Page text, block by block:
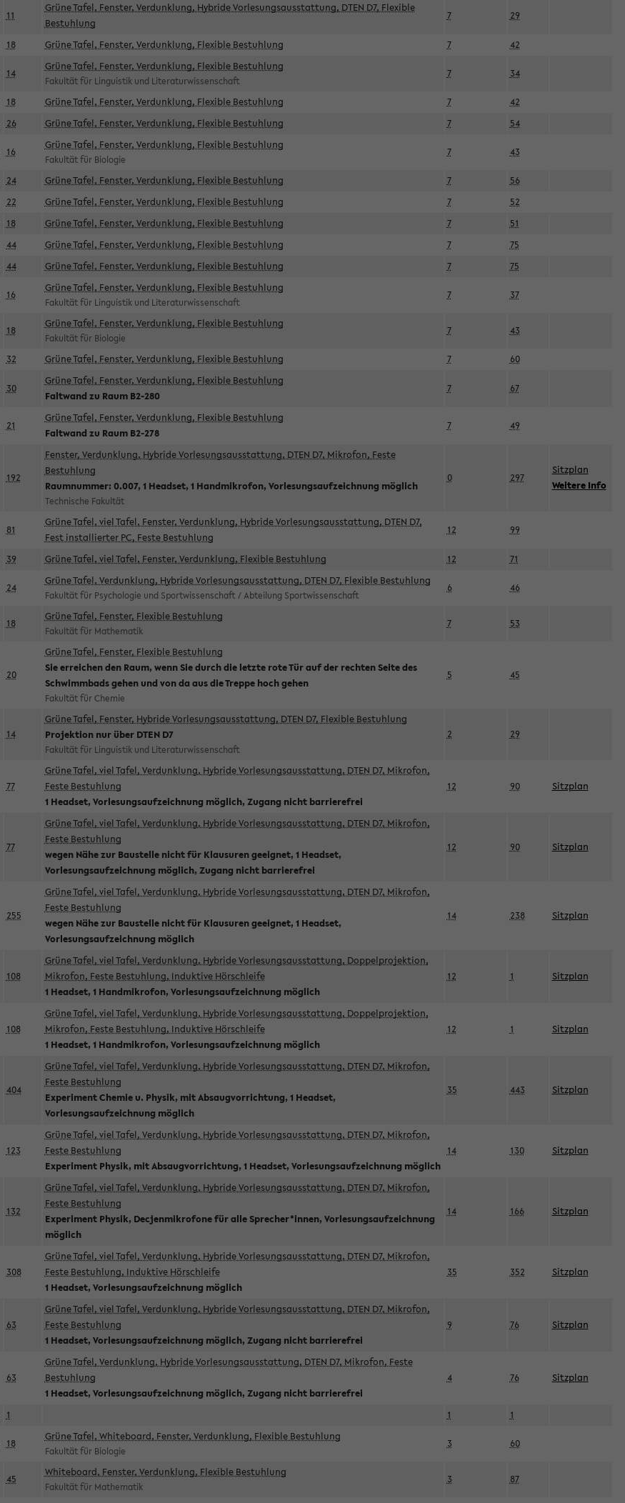
11
Grüne Tafel, Fenster, Verdunklung, Hybride Vorlesungsausstattung, DTEN D7, Flexible
Bestuhlung
7 29
18 Grüne Tafel, Fenster, Verdunklung, Flexible Bestuhlung 7 42
14
Grüne Tafel, Fenster, Verdunklung, Flexible Bestuhlung
Fakultät für Linguistik und Literaturwissenschaft
7 34
18 Grüne Tafel, Fenster, Verdunklung, Flexible Bestuhlung 7
42
26 Grüne Tafel, Fenster, Verdunklung, Flexible Bestuhlung 7 54
16
Grüne Tafel, Fenster, Verdunklung, Flexible Bestuhlung
Fakultät für Biologie
7 43
24 Grüne Tafel, Fenster, Verdunklung, Flexible Bestuhlung 7
56
22 Grüne Tafel, Fenster, Verdunklung, Flexible Bestuhlung 7
52
18 Grüne Tafel, Fenster, Verdunklung, Flexible Bestuhlung 7
51
44 Grüne Tafel, Fenster, Verdunklung, Flexible Bestuhlung 7
75
44 Grüne Tafel, Fenster, Verdunklung, Flexible Bestuhlung 7 75
16
Grüne Tafel, Fenster, Verdunklung, Flexible Bestuhlung
Fakultät für Linguistik und Literaturwissenschaft
7 37
18
Grüne Tafel, Fenster, Verdunklung, Flexible Bestuhlung
Fakultät für Biologie
7 43
32 Grüne Tafel, Fenster, Verdunklung, Flexible Bestuhlung 7 60
30
Grüne Tafel, Fenster, Verdunklung, Flexible Bestuhlung
Faltwand zu Raum B2-280
7 67
21
Grüne Tafel, Fenster, Verdunklung, Flexible Bestuhlung
Faltwand zu Raum B2-278
7 49
192
Fenster, Verdunklung, Hybride Vorlesungsausstattung, DTEN D7, Mikrofon, Feste
Bestuhlung
Raumnummer: 0.007, 1 Headset, 1 Handmikrofon, Vorlesungsaufzeichnung möglich
Technische Fakultät
0 297
Sitzplan
Weitere Info
81
Grüne Tafel, viel Tafel, Fenster, Verdunklung, Hybride Vorlesungsausstattung, DTEN D7,
Fest installierter PC, Feste Bestuhlung
12 99
39 Grüne Tafel, viel Tafel, Fenster, Verdunklung, Flexible Bestuhlung 12 71
24
Grüne Tafel, Verdunklung, Hybride Vorlesungsausstattung, DTEN D7, Flexible Bestuhlung
Fakultät für Psychologie und Sportwissenschaft / Abteilung Sportwissenschaft
6 46
18
Grüne Tafel, Fenster, Flexible Bestuhlung
Fakultät für Mathematik
7 53
20
Grüne Tafel, Fenster, Flexible Bestuhlung
Sie erreichen den Raum, wenn Sie durch die letzte rote Tür auf der rechten Seite des
Schwimmbads gehen und von da aus die Treppe hoch gehen
Fakultät für Chemie
5 45
14
Grüne Tafel, Fenster, Hybride Vorlesungsausstattung, DTEN D7, Flexible Bestuhlung
Projektion nur über DTEN D7
Fakultät für Linguistik und Literaturwissenschaft
2 29
77
Grüne Tafel, viel Tafel, Verdunklung, Hybride Vorlesungsausstattung, DTEN D7, Mikrofon,
Feste Bestuhlung
1 Headset, Vorlesungsaufzeichnung möglich, Zugang nicht barrierefrei
12 90 Sitzplan
77
Grüne Tafel, viel Tafel, Verdunklung, Hybride Vorlesungsausstattung, DTEN D7, Mikrofon,
Feste Bestuhlung
wegen Nähe zur Baustelle nicht für Klausuren geeignet, 1 Headset,
Vorlesungsaufzeichnung möglich, Zugang nicht barrierefrei
12 90 Sitzplan
255
Grüne Tafel, viel Tafel, Verdunklung, Hybride Vorlesungsausstattung, DTEN D7, Mikrofon,
Feste Bestuhlung
wegen Nähe zur Baustelle nicht für Klausuren geeignet, 1 Headset,
Vorlesungsaufzeichnung möglich
14 238 Sitzplan
108
Grüne Tafel, viel Tafel, Verdunklung, Hybride Vorlesungsausstattung, Doppelprojektion,
Mikrofon, Feste Bestuhlung, Induktive Hörschleife
1 Headset, 1 Handmikrofon, Vorlesungsaufzeichnung möglich
12 1 Sitzplan
108
Grüne Tafel, viel Tafel, Verdunklung, Hybride Vorlesungsausstattung, Doppelprojektion,
Mikrofon, Feste Bestuhlung, Induktive Hörschleife
1 Headset, 1 Handmikrofon, Vorlesungsaufzeichnung möglich
12 1 Sitzplan
404
Grüne Tafel, viel Tafel, Verdunklung, Hybride Vorlesungsausstattung, DTEN D7, Mikrofon,
Feste Bestuhlung
Experiment Chemie u. Physik, mit Absaugvorrichtung, 1 Headset,
Vorlesungsaufzeichnung möglich
35 443 Sitzplan
123
Grüne Tafel, viel Tafel, Verdunklung, Hybride Vorlesungsausstattung, DTEN D7, Mikrofon,
Feste Bestuhlung
Experiment Physik, mit Absaugvorrichtung, 1 Headset, Vorlesungsaufzeichnung möglich
14 130 Sitzplan
132
Grüne Tafel, viel Tafel, Verdunklung, Hybride Vorlesungsausstattung, DTEN D7, Mikrofon,
Feste Bestuhlung
Experiment Physik, Decjenmikrofone für alle Sprecher*innen, Vorlesungsaufzeichnung
möglich
14 166 Sitzplan
308
Grüne Tafel, viel Tafel, Verdunklung, Hybride Vorlesungsausstattung, DTEN D7, Mikrofon,
Feste Bestuhlung, Induktive Hörschleife
1 Headset, Vorlesungsaufzeichnung möglich
35 352 Sitzplan
63
Grüne Tafel, viel Tafel, Verdunklung, Hybride Vorlesungsausstattung, DTEN D7, Mikrofon,
Feste Bestuhlung
1 Headset, Vorlesungsaufzeichnung möglich, Zugang nicht barrierefrei
9 76 Sitzplan
63
Grüne Tafel, Verdunklung, Hybride Vorlesungsausstattung, DTEN D7, Mikrofon, Feste
Bestuhlung
1 Headset, Vorlesungsaufzeichnung möglich, Zugang nicht barrierefrei
4 76 Sitzplan
1 1 1
18
Grüne Tafel, Whiteboard, Fenster, Verdunklung, Flexible Bestuhlung
Fakultät für Biologie
3 60
45
Whiteboard, Fenster, Verdunklung, Flexible Bestuhlung
Fakultät für Mathematik
3 87